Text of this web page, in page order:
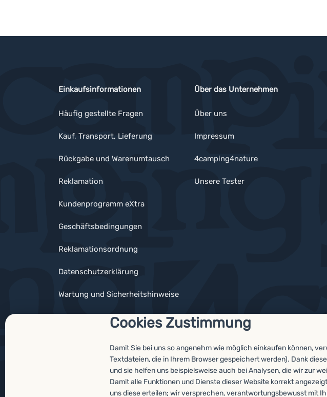
Cookies Zustimmung
Damit Sie bei uns so angenehm wie möglich einkaufen können,
Textdateien, die in Ihrem Browser gespeichert werden). Dank
und sie helfen uns beispielsweise auch bei Analysen, die wir zur
Damit alle Funktionen und Dienste dieser Website korrekt
uns diese erteilen; wir versprechen, verantwortungsbewusst mit
Einkaufsinformationen
Häufig gestellte Fragen
Kauf, Transport, Lieferung
Rückgabe und Warenumtausch
Reklamation
Kundenprogramm eXtra
Geschäftsbedingungen
Reklamationsordnung
Datenschutzerklärung
Wartung und Sicherheitshinweise
Über das Unternehmen
Über uns
Impressum
4camping4nature
Unsere Tester
Auszeichnungen